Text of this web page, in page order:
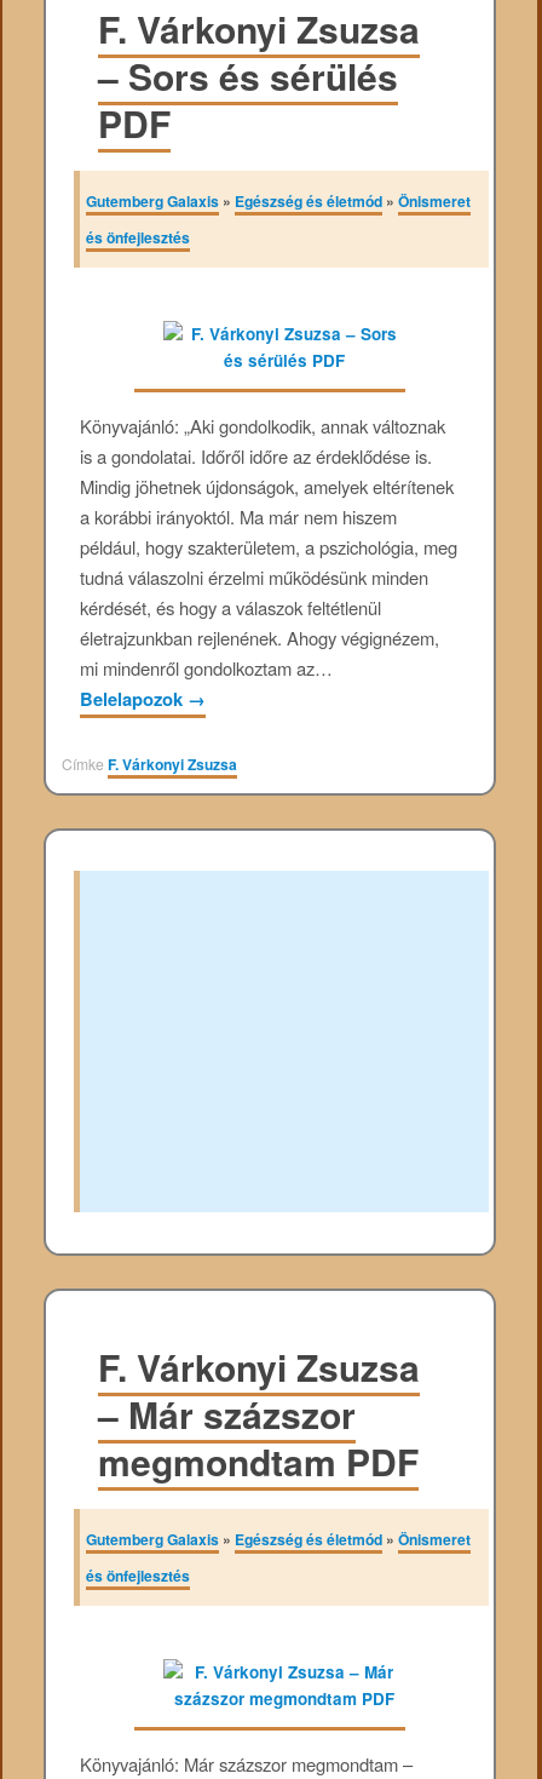
F. Várkonyi Zsuzsa
– Sors és sérülés
PDF
Gutemberg Galaxis » Egészség és életmód »Önismeret
és önfejlesztés
Könyvajánló: „Aki gondolkodik, annak változnak
is a gondolatai. Időről időre az érdeklődése is.
Mindig jöhetnek újdonságok, amelyek eltérítenek
a korábbi irányoktól. Ma már nem hiszem
például, hogy szakterületem, a pszichológia, meg
tudná válaszolni érzelmi működésünk minden
kérdését, és hogy a válaszok feltétlenül
életrajzunkban rejlenének. Ahogy végignézem,
mi mindenről gondolkoztam az…
Belelapozok →
CímkeF. Várkonyi Zsuzsa
F. Várkonyi Zsuzsa
– Már százszor
megmondtam PDF
Gutemberg Galaxis » Egészség és életmód »Önismeret
és önfejlesztés
Könyvajánló: Már százszor megmondtam –